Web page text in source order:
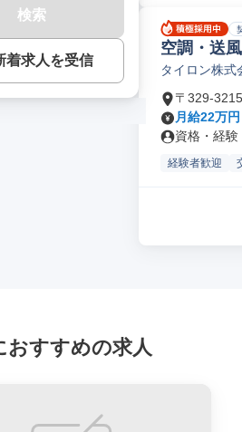
検索
着求人を受信
空調・送
タイロン株
〒329-
月給22万
資格・経験
経験者歓迎
おすすめの求人